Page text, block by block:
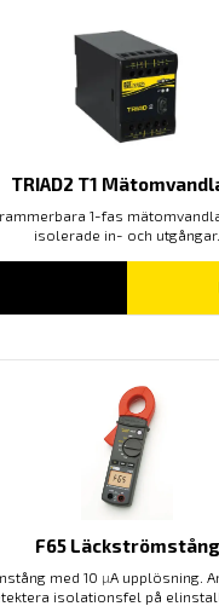
TRIAD2 T1
1-fas
isolerade in- och utgångar.
F65 Läckströmstång
med 10 µA upplösning.
isolationsfel på